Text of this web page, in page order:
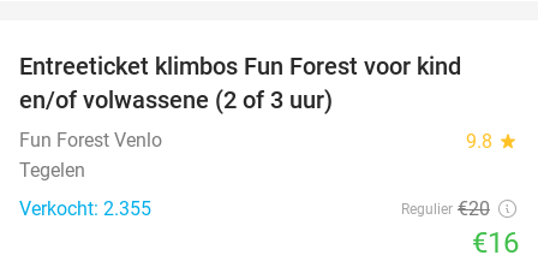
Entreeticket klimbos Fun Forest voor kind
en/of volwassene (2 of 3 uur)
Fun Forest Venlo 9.8 star
Tegelen
Verkocht: 2.355
Regulier €20
€16